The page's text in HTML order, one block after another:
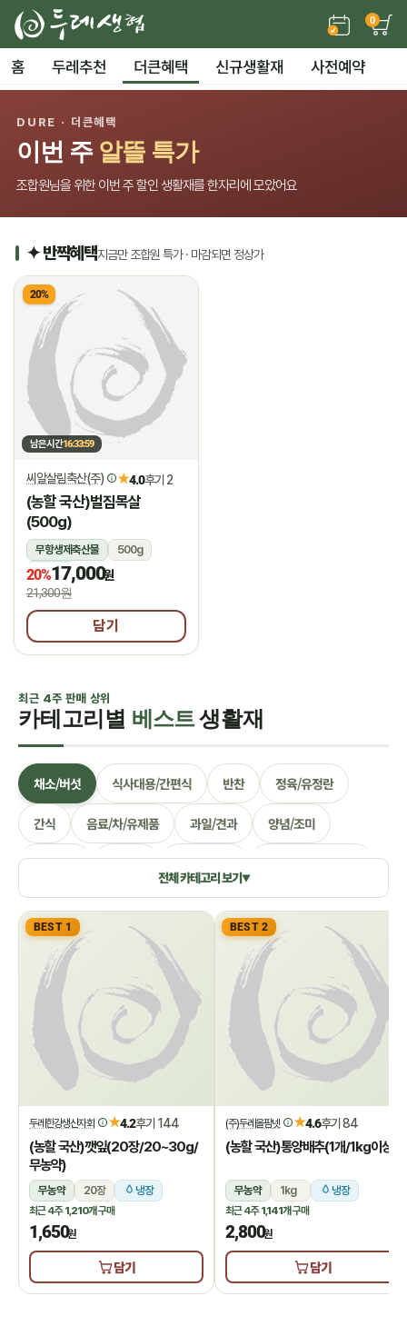
0
홈 두레추천 더큰혜택 신규생활재 사전예약
DURE · 더큰혜택
이번 주 알뜰 특가
조합원님을 위한 이번 주 할인 생활재를 한자리에 모았어요
✦ 반짝혜택지금만 조합원 특가 · 마감되면 정상가
20%
남은시간16:33:58
씨알살림축산(주) ★4.0후기 2
(농할 국산)벌집목살
(500g)
무항생제축산물
500g
냉장
20%17,000원
21,300원
담기
최근 4주 판매 상위
카테고리별 베스트생활재
채소/버섯 식사대용/간편식 반찬 정육/유정란
간식 음료/차/유제품 과일/견과 양념/조미
생활용품 쌀/잡곡 수산/건어물 공정무역(민중교역)
건강식품/꿀 화장품/바디헤어 특별기획
전체 카테고리 보기▼
BEST 1
두레한강생산자회 ★4.2후기 144
(농할 국산)깻잎(20장/20~30g/
무농약)
무농약 20장 냉장
최근 4주1,210개구매
1,650원
담기
BEST 2
(주)두레올팜넷 ★4.6후기 84
(농할 국산)통양배추(1개/1kg이상)
무농약 1kg 냉장
최근 4주1,141개구매
2,800원
담기